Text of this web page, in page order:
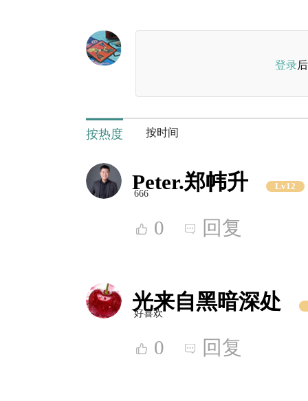
登录
按热度 按时间
Peter.郑帏升 Lv12
666
0 回复
光来自黑暗深处
好喜欢
0 回复